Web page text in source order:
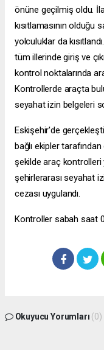
önüne geçilmiş oldu.
kısıtlamasının
yolculuklar da
tüm illerinde giriş ve
kontrol noktalarında
Kontrollerde araçta
seyahat izin belgeleri
Eskişehir'de
bağlı ekipler
şekilde araç kontrolleri
şehirlerarası seyahat
cezası uygulandı.
Kontroller sabah saat
Okuyucu Yorumları (0)